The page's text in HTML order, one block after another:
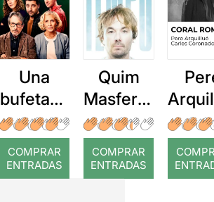
Una
bufetada
a temps
COMPRAR
ENTRADAS
Quim
Masferre
r: Temps
COMPRAR
ENTRADAS
: